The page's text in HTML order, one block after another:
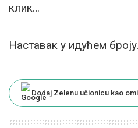
клик…
Наставак у идућем
Dodaj Zelenu učionicu kao